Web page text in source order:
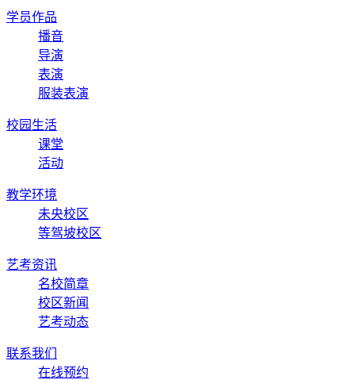
学员作品
播音
导演
表演
服装表演
校园生活
课堂
活动
教学环境
未央校区
等驾坡校区
艺考资讯
名校简章
校区新闻
艺考动态
联系我们
在线预约